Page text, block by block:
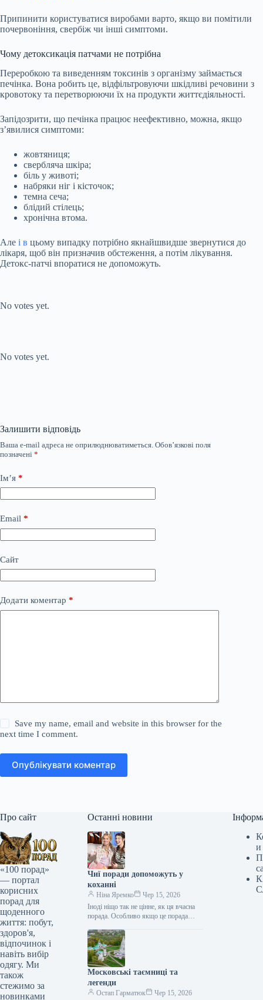
Припинити користуватися виробами варто, якщо ви помітили
почервоніння, свербіж чи інші симптоми.
Чому детоксикація патчами не потрібна
Переробкою та виведенням токсинів з організму займається
печінка. Вона робить це, відфільтровуючи шкідливі речовини з
кровотоку та перетворюючи їх на продукти життєдіяльності.
Запідозрити, що печінка працює неефективно, можна, якщо
з’явилися симптоми:
жовтяниця;
свербляча шкіра;
біль у животі;
набряки ніг і кісточок;
темна сеча;
блідий стілець;
хронічна втома.
Але і в цьому випадку потрібно якнайшвидше звернутися до
лікаря, щоб він призначив обстеження, а потім лікування.
Детокс-патчі впоратися не допоможуть.
No votes yet.
No votes yet.
Залишити відповідь
Ваша e-mail адреса не оприлюднюватиметься. Обов’язкові поля
позначені *
Ім’я *
Email *
Сайт
Додати коментар *
Save my name, email and website in this browser for the
next time I comment.
Опублікувати коментар
Про сайт
«100 порад»
— портал
корисних
порад для
щоденного
життя: побут,
здоров'я,
відпочинок і
навіть вибір
одягу. Ми
також
стежимо за
новинками
Останні новини
Чиї поради допоможуть у
коханні
Ніна Яремко
Чер 15, 2026
Іноді ніщо так не цінне, як ця вчасна
порада. Особливо якщо це порада
косметолога, тренера, стиліста…
Московські таємниці та
легенди
Остап Гарматюк Чер 15, 2026
и